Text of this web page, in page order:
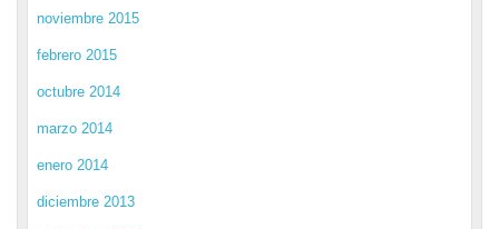
noviembre 2015
febrero 2015
octubre 2014
marzo 2014
enero 2014
diciembre 2013